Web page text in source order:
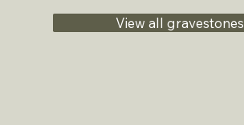
View all gravestones